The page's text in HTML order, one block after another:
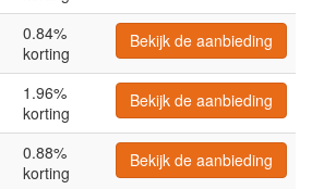
0.84%
korting
Bekijk de aanbieding
1.96%
korting
Bekijk de aanbieding
0.88%
korting
Bekijk de aanbieding